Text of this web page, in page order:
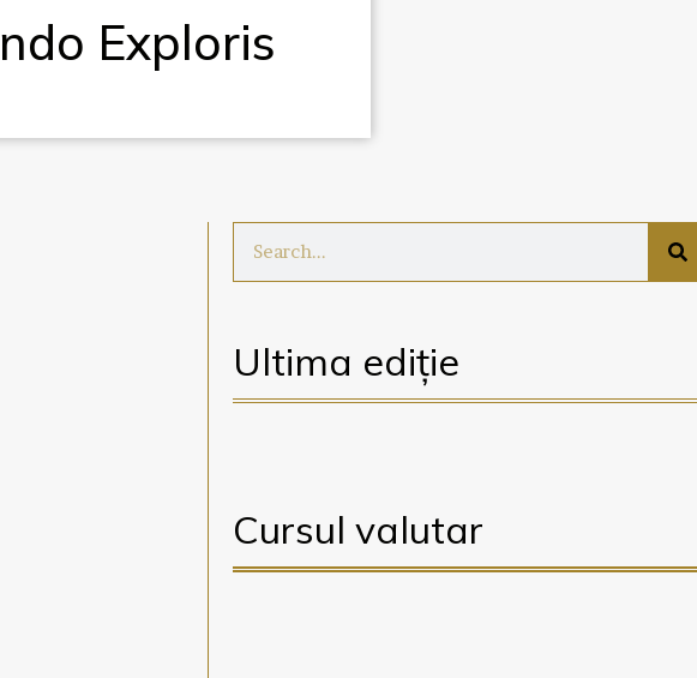
Exploris
Ultima ediție
Cursul valutar